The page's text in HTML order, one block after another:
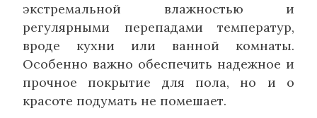
экстремальной влажностью и
регулярными перепадами температур,
вроде кухни или ванной комнаты.
Особенно важно обеспечить надежное и
прочное покрытие для пола, но и о
красоте подумать не помешает.